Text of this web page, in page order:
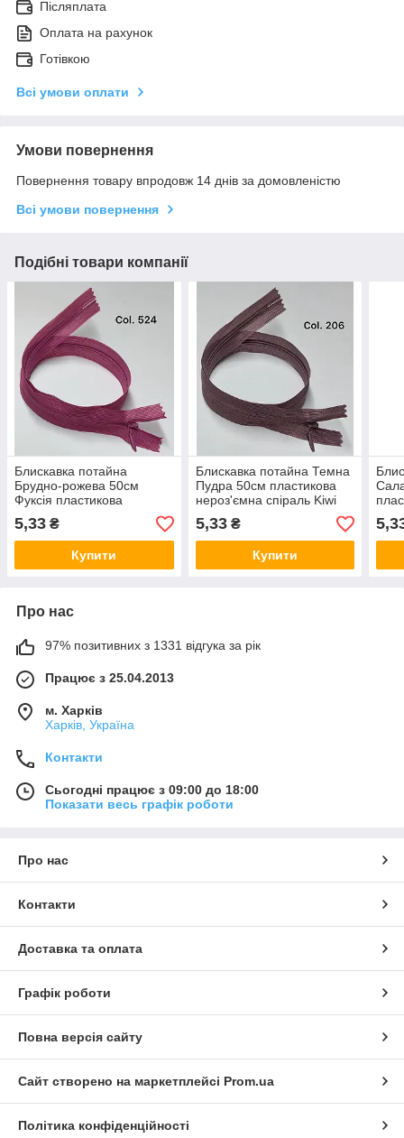
Післяплата
Оплата на рахунок
Готівкою
Всі умови оплати
Умови повернення
Повернення товару впродовж 14 днів за домовленістю
Всі умови повернення
Подібні товари компанії
Блискавка потайна
Брудно-рожева 50см
Фуксія пластикова
5,33 ₴
Купити
Блискавка потайна Темна
Пудра 50см пластикова
нероз'ємна спіраль Kiwi
5,33₴
Купити
Про нас
97% позитивних з 1331 відгука за рік
Працює з 25.04.2013
м. Харків
Харків, Україна
Контакти
Сьогодні працює з 09:00 до 18:00
Показати весь графік роботи
Про нас
Контакти
Доставка та оплата
Графік роботи
Повна версія сайту
Сайт створено на маркетплейсі Prom.ua
Політика конфіденційності